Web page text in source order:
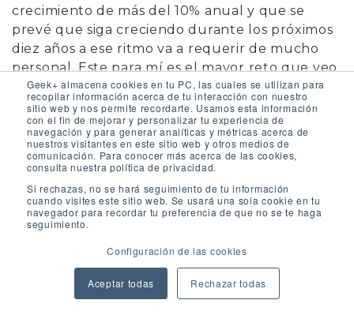
Geek+ almacena cookies en tu PC, las cuales se utilizan para
recopilar información acerca de tu interacción con nuestro
sitio web y nos permite recordarte. Usamos esta información
con el fin de mejorar y personalizar tu experiencia de
navegación y para generar analíticas y métricas acerca de
nuestros visitantes en este sitio web y otros medios de
comunicación. Para conocer más acerca de las cookies,
consulta nuestra política de privacidad.
Si rechazas, no se hará seguimiento de tu información
cuando visites este sitio web. Se usará una sola cookie en tu
navegador para recordar tu preferencia de que no se te haga
seguimiento.
Configuración de las cookies
Aceptar todas Rechazar todas
crecimiento de más del 10% anual y que se
prevé que siga creciendo durante los próximos
diez años a ese ritmo va a requerir de mucho
personal. Este para mí es el mayor reto que veo
a día de hoy en la industria de la robótica móvil.
Y no, no es. No es la fabricación de los equipos.
Sí, o sea que el trabajo humano, digamos, clave
en estos próximos años. Es clave y además
requiere de un conocimiento y una experiencia
en un mes o dos meses o un año. En la mayor
parte de las ocasiones estamos hablando de
delante la robótica.